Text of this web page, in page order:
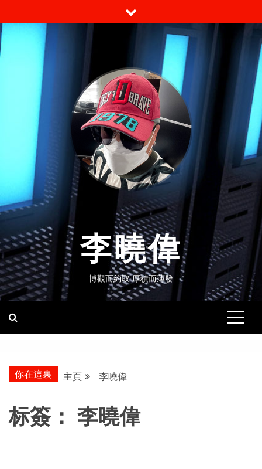
至
内
容
李曉偉
博觀而約取 厚積而薄發
你在這裏 主頁 李曉偉
标簽： 李曉偉